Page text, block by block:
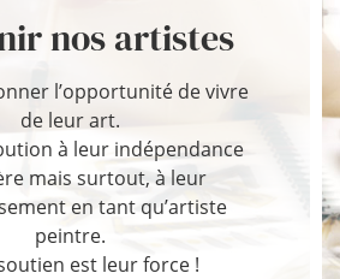
nos artistes
l’opportunité de vivre
de leur art.
à leur indépendance
mais surtout, à leur
en tant qu’artiste
peintre.
est leur force !